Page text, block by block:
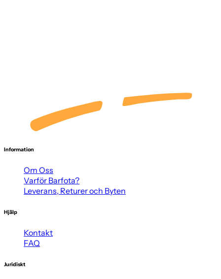
Information
Om Oss
Varför Barfota?
Leverans, Returer och Byten
Hjälp
Kontakt
FAQ
Juridiskt